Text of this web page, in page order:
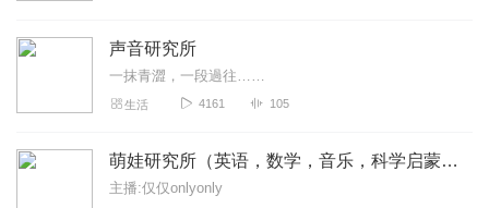
声音研究所
一抹青澀，一段過往……
生活 4161 105
萌娃研究所（英语，数学，音乐，科学启蒙）
主播:仅仅onlyonly